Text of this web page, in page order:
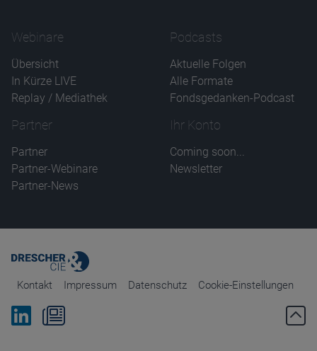
Webinare
Übersicht
In Kürze LIVE
Replay / Mediathek
Podcasts
Aktuelle Folgen
Alle Formate
Fondsgedanken-Podcast
Partner
Partner
Partner-Webinare
Partner-News
Ihr Konto
Coming soon...
Newsletter
Kontakt Impressum Datenschutz Cookie-Einstellungen
Bei Linkedin folgen
Zum Newsletter anmelden